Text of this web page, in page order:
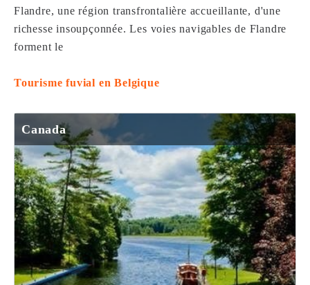
Flandre, une région transfrontalière accueillante, d'une
richesse insoupçonnée. Les voies navigables de Flandre
forment le
Tourisme fuvial en Belgique
Canada